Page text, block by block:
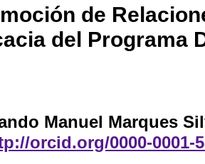
de
del Programa
Manuel Marques
orcid.org/0000-0001-